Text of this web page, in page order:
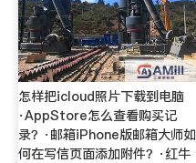
怎样把icloud照片下载到电脑
·AppStore怎么查看购买记
录？·邮箱iPhone版邮箱大师如
何在写信页面添加附件？·红牛